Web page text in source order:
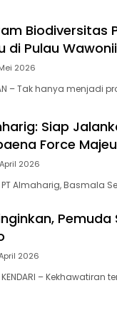
Biodiversitas
di Pulau Wawonii
2026
– Tak hanya menjadi
Siap
Force
2026
PT Almaharig, Basmala
2026
KENDARI –